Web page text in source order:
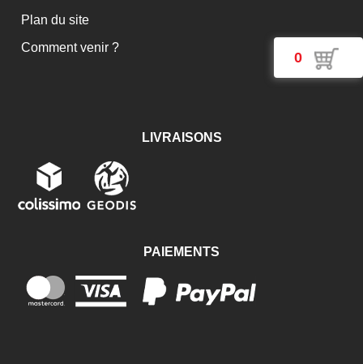
0
Plan du site
Comment venir ?
LIVRAISONS
PAIEMENTS